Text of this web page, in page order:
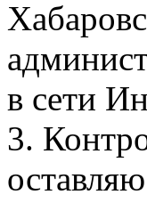
в сети
3.